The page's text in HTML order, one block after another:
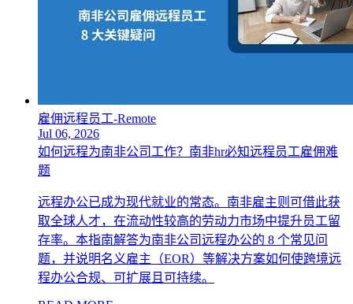
雇佣远程员工-Remote
Jul 06, 2026
如何远程为南非公司工作？南非hr必知远程员工雇佣难
题
远程办公已成为现代就业的常态。南非雇主则可借此获
取全球人才，在流动性较高的劳动力市场中提升员工留
存率。本指南解答为南非公司远程办公的 8 个常见问
题，并说明名义雇主（EOR）等解决方案如何使跨境远
程办公合规、可扩展且可持续。